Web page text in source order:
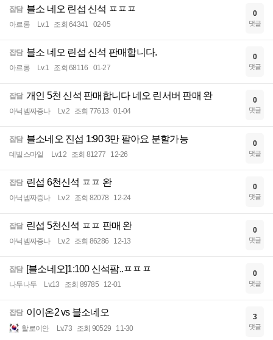
잡담 블소 네오 린섭 신석 ㅍㅍㅍ
아르롱 Lv.1 조회 64341 02-05
0
댓글
잡담 블소 네오 린섭 신석 판매합니다.
아르롱 Lv.1 조회 68116 01-27
0
댓글
잡담 개인 5천 신석 판매합니다 네오 린서버 판매 완
아닉넴짜증나 Lv.2 조회 77613 01-04
0
댓글
잡담 블소네오 진섭 1:90 3만 팔아요 분할가능
데빌스마일 Lv.12 조회 81277 12-26
0
댓글
잡담 린섭 6천신석 ㅍㅍ 완
아닉넴짜증나 Lv.2 조회 82078 12-24
0
댓글
잡담 린섭 5천신석 ㅍㅍ 판매 완
아닉넴짜증나 Lv.2 조회 86286 12-13
0
댓글
잡담 [블소네오]1:100 신석팜..ㅍㅍㅍ
나두나두 Lv.13 조회 89785 12-01
0
댓글
잡담 이이온2 vs 블소네오
할로이안 Lv.73 조회 90529 11-30
3
댓글